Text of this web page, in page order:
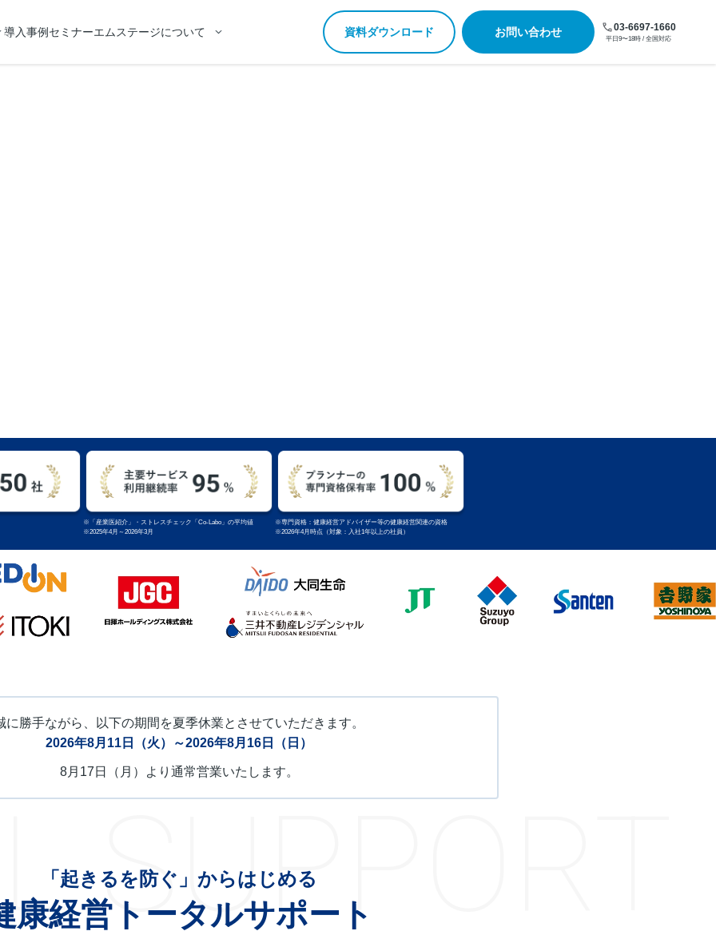
導入事例 セミナーエムステージについて 資料ダウンロード お問い合わせ 03-6697-1660
平日9〜18時 / 全国対応
※「産業医紹介」・ストレスチェック「Co-Labo」の平均値
※2025年4月～2026年3月
※専門資格：健康経営アドバイザー等の健康経営関連の資格
※2026年4月時点（対象：入社1年以上の社員）
に勝手ながら、以下の期間を夏季休業とさせていただきます。
2026年8月11日（火）～2026年8月16日（日）
8月17日（月）より通常営業いたします。
SUPPORT
「起きるを防ぐ」からはじめる
康経営トータルサポート